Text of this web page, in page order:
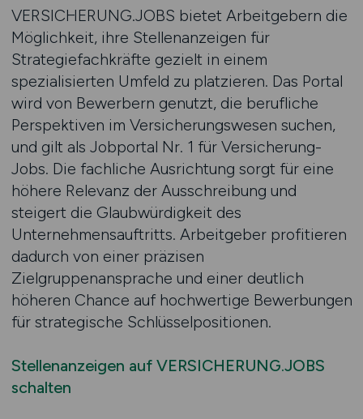
VERSICHERUNG.JOBS bietet Arbeitgebern die
Möglichkeit, ihre Stellenanzeigen für
Strategiefachkräfte gezielt in einem
spezialisierten Umfeld zu platzieren. Das Portal
wird von Bewerbern genutzt, die berufliche
Perspektiven im Versicherungswesen suchen,
und gilt als Jobportal Nr. 1 für Versicherung-
Jobs. Die fachliche Ausrichtung sorgt für eine
höhere Relevanz der Ausschreibung und
steigert die Glaubwürdigkeit des
Unternehmensauftritts. Arbeitgeber profitieren
dadurch von einer präzisen
Zielgruppenansprache und einer deutlich
höheren Chance auf hochwertige Bewerbungen
für strategische Schlüsselpositionen.
Stellenanzeigen auf VERSICHERUNG.JOBS
schalten